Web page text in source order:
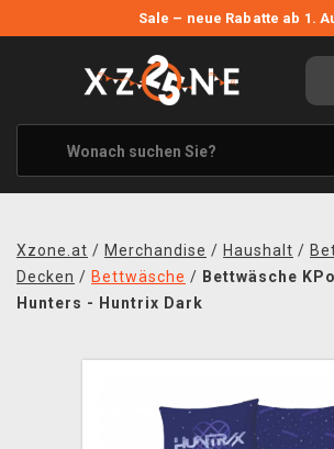
Sale – neue Rabatte ab 1.
ANGEBOTE
ALLE MARKEN
XZONE ORIGINALS
KLEIDUNG & ACCESSOIRES
BÜCHER & COMICS
Xzone.at / Merchandise / Haushalt /
Decken / Bettwäsche / Bettwäsche
Hunters - Huntrix Dark